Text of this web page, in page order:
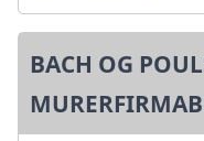
BACH OG